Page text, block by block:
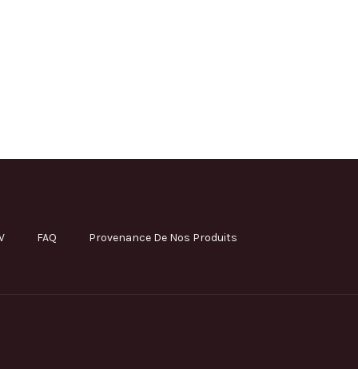
FAQ
Provenance De Nos Produits